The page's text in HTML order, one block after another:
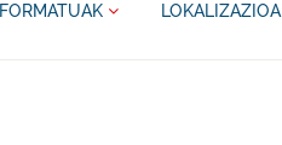
FORMATUAK LOKALIZAZIOA